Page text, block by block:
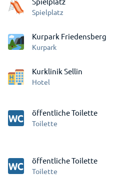
Spielplatz
Kurpark Friedensberg
Kurpark
Kurklinik Sellin
Hotel
öffentliche Toilette
Toilette
öffentliche Toilette
Toilette